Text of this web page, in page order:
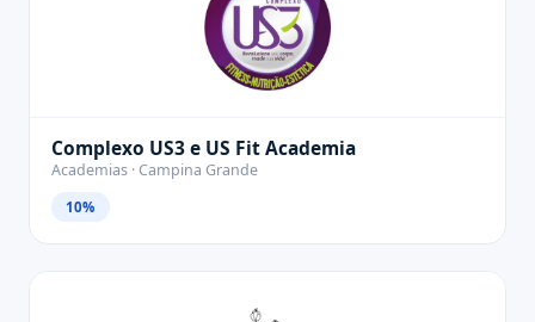
Complexo US3 e US Fit Academia
Academias · Campina Grande
10%